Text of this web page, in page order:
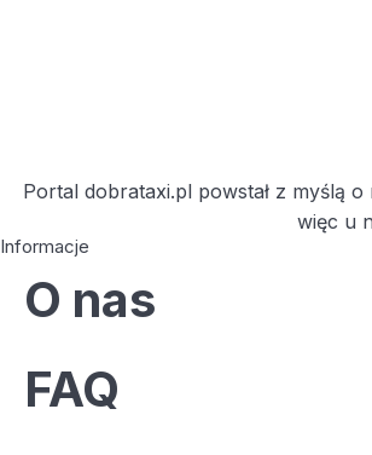
Portal dobrataxi.pl powstał z myślą
więc u
Informacje
O nas
FAQ